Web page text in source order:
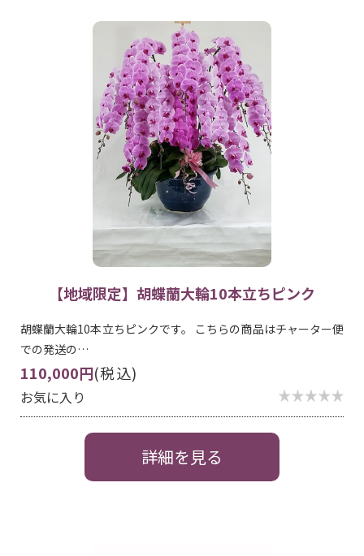
【地域限定】胡蝶蘭大輪10本立ちピンク
胡蝶蘭大輪10本立ちピンクです。 こちらの商品はチャーター便
での発送の…
110,000円(税込)
お気に入り
詳細を見る